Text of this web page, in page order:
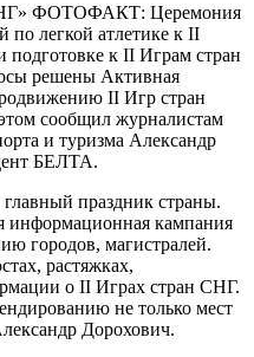
ФОТОФАКТ: Церемония
по легкой атлетике к II
к II Играм стран
решены Активная
II Игр стран
сообщил журналистам
и туризма Александр
БЕЛТА.
праздник страны.
информационная кампания
городов, магистралей.
растяжках,
о II Играх стран СНГ.
не только мест
Дорохович.